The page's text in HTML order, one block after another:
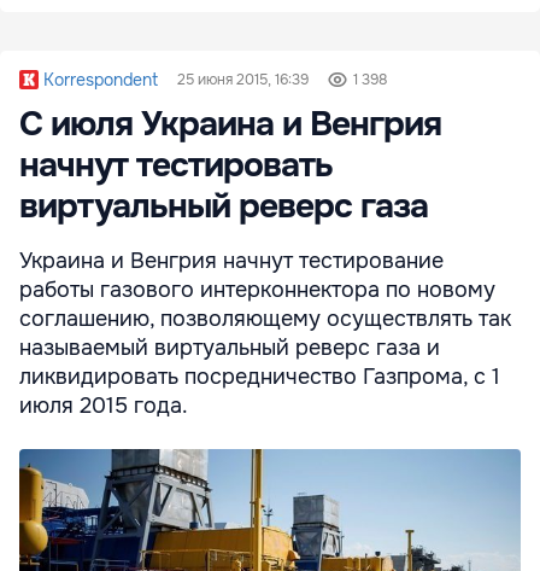
Korrespondent 25 июня 2015, 16:39 1 398
С июля Украина и Венгрия
начнут тестировать
виртуальный реверс газа
Украина и Венгрия начнут тестирование
работы газового интерконнектора по новому
соглашению, позволяющему осуществлять так
называемый виртуальный реверс газа и
ликвидировать посредничество Газпрома, с 1
июля 2015 года.